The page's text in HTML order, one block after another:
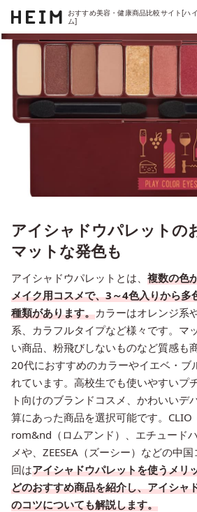
おすすめ美容・健康商品比較サイト[ハイ
ム]
アイシャドウパレットの
マットな発色も
アイシャドウパレットとは、 複数の色
メイク用コスメで、3～4色入りから多
種類があります。カラーはオレンジ系
系、カラフルタイプなど様々です。マ
い商品、粉飛びしないものなど質感も
20代におすすめのカラーやイエベ・ブ
れています。高校生でも使いやすいプ
ト向けのブランドコスメ、かわいいデ
算にあった商品を選択可能です。CLIO
rom&nd（ロムアンド）、エチュード
メや、ZEESEA（ズーシー）などの中
回はアイシャドウパレットを使うメリ
どのおすすめ商品を紹介し、アイシャ
のコツについても解説します。